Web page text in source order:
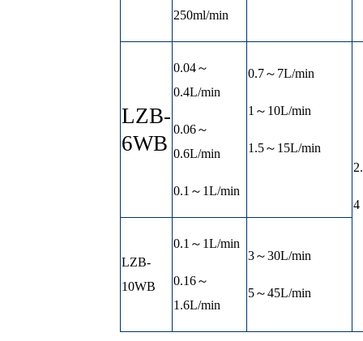
250ml/min
LZB-
6WB
0.04～
0.4L/min
0.06～
0.6L/min
0.1～1L/min
0.7～7L/min
1～10L/min
1.5～15L/min
4
LZB-
10WB
0.1～1L/min
0.16～
1.6L/min
3～30L/min
5～45L/min